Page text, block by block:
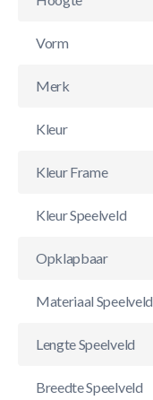
Vorm
Merk
Kleur
Kleur Frame
Kleur Speelveld
Opklapbaar
Materiaal Speelveld
Lengte Speelveld
Breedte Speelveld